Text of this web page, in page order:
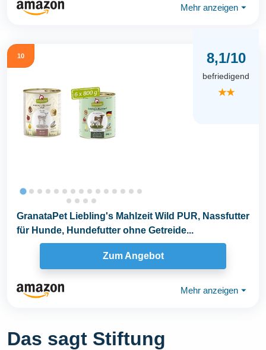
Mehr anzeigen ⏷
10 8,1/10
befriedigend
★★
GranataPet Liebling's Mahlzeit Wild PUR, Nassfutter
für Hunde, Hundefutter ohne Getreide...
Zum Angebot
Mehr anzeigen ⏷
Das sagt Stiftung